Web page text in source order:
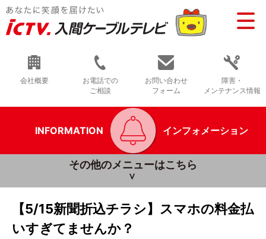
会社概要
お電話での
ご相談
お問い合わせ
フォーム
障害・
メンテナンス情報
INFORMATION インフォメーション
その他のメニューはこちら
【5/15新聞折込チラシ】スマホの料金払
いすぎてませんか？